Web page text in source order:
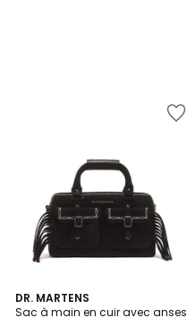
DR. MARTENS
Sac à main en cuir avec anses